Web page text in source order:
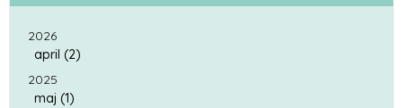
2026
april (2)
2025
maj (1)